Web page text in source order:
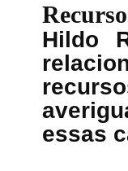
Hildo
essas